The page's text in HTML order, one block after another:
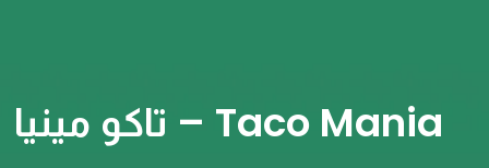
Taco Mania – تاكو مينيا